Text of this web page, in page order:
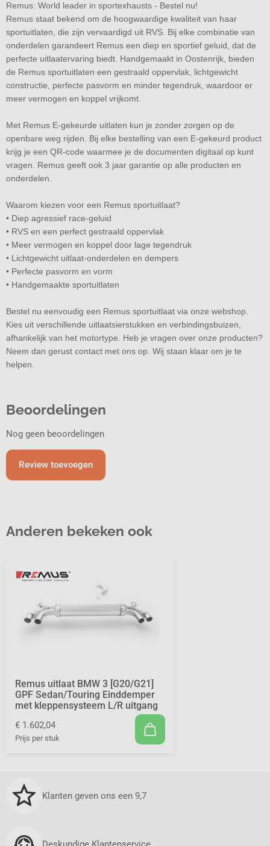
Remus: World leader in sportexhausts - Bestel nu!
Remus staat bekend om de hoogwaardige kwaliteit van haar
sportuitlaten, die zijn vervaardigd uit RVS. Bij elke combinatie van
onderdelen garandeert Remus een diep en sportief geluid, dat de
perfecte uitlaatervaring biedt. Handgemaakt in Oostenrijk, bieden
de Remus sportuitlaten een gestraald oppervlak, lichtgewicht
constructie, perfecte pasvorm en minder tegendruk, waardoor er
meer vermogen en koppel vrijkomt.
Met Remus E-gekeurde uitlaten kun je zonder zorgen op de
openbare weg rijden. Bij elke bestelling van een E-gekeurd product
krijg je een QR-code waarmee je de documenten digitaal op kunt
vragen. Remus geeft ook 3 jaar garantie op alle producten en
onderdelen.
Waarom kiezen voor een Remus sportuitlaat?
• Diep agressief race-geluid
• RVS en een perfect gestraald oppervlak
• Meer vermogen en koppel door lage tegendruk
• Lichtgewicht uitlaat-onderdelen en dempers
• Perfecte pasvorm en vorm
• Handgemaakte sportuitlaten
Bestel nu eenvoudig een Remus sportuitlaat via onze webshop.
Kies uit verschillende uitlaatsierstukken en verbindingsbuizen,
afhankelijk van het motortype. Heb je vragen over onze producten?
Neem dan gerust contact met ons op. Wij staan klaar om je te
helpen.
Beoordelingen
Nog geen beoordelingen
Review toevoegen
Anderen bekeken ook
Remus uitlaat BMW 3 [G20/G21]
GPF Sedan/Touring Einddemper
met kleppensysteem L/R uitgang
€ 1.602,04
Prijs per stuk
Klanten geven ons een 9,7